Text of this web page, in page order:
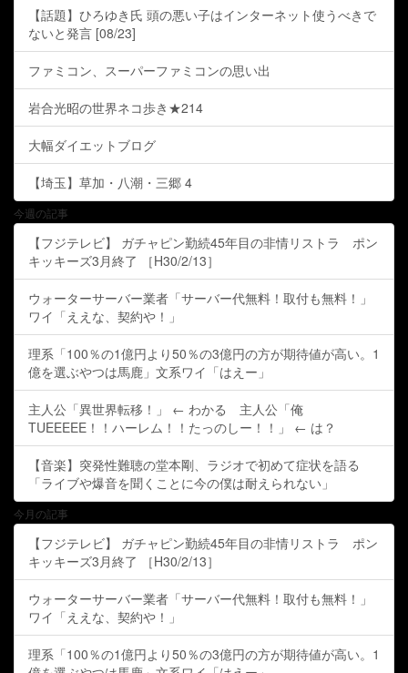
【話題】ひろゆき氏 頭の悪い子はインターネット使うべきで
ないと発言 [08/23]
ファミコン、スーパーファミコンの思い出
岩合光昭の世界ネコ歩き★214
大幅ダイエットブログ
【埼玉】草加・八潮・三郷 4
今週の記事
【フジテレビ】 ガチャピン勤続45年目の非情リストラ ポン
キッキーズ3月終了 ［H30/2/13］
ウォーターサーバー業者「サーバー代無料！取付も無料！」
ワイ「ええな、契約や！」
理系「100％の1億円より50％の3億円の方が期待値が高い。1
億を選ぶやつは馬鹿」文系ワイ「はえー」
主人公「異世界転移！」 ← わかる 主人公「俺
TUEEEEE！！ハーレム！！たっのしー！！」 ← は？
【音楽】突発性難聴の堂本剛、ラジオで初めて症状を語る
「ライブや爆音を聞くことに今の僕は耐えられない」
今月の記事
【フジテレビ】 ガチャピン勤続45年目の非情リストラ ポン
キッキーズ3月終了 ［H30/2/13］
ウォーターサーバー業者「サーバー代無料！取付も無料！」
ワイ「ええな、契約や！」
理系「100％の1億円より50％の3億円の方が期待値が高い。1